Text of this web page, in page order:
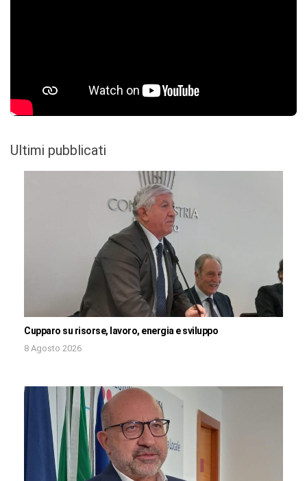
Ultimi pubblicati
Cupparo su risorse, lavoro, energia e sviluppo
8 Agosto 2026